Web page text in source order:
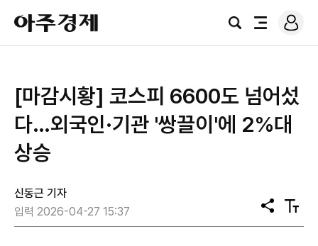
아
주
경
검
전
로
그
[마감시황] 코스피 6600도 넘어섰
다…외국인·기관 '쌍끌이'에 2%대
상승
신동근 기자
입력 2026-04-27 15:37
공
유
텍
스